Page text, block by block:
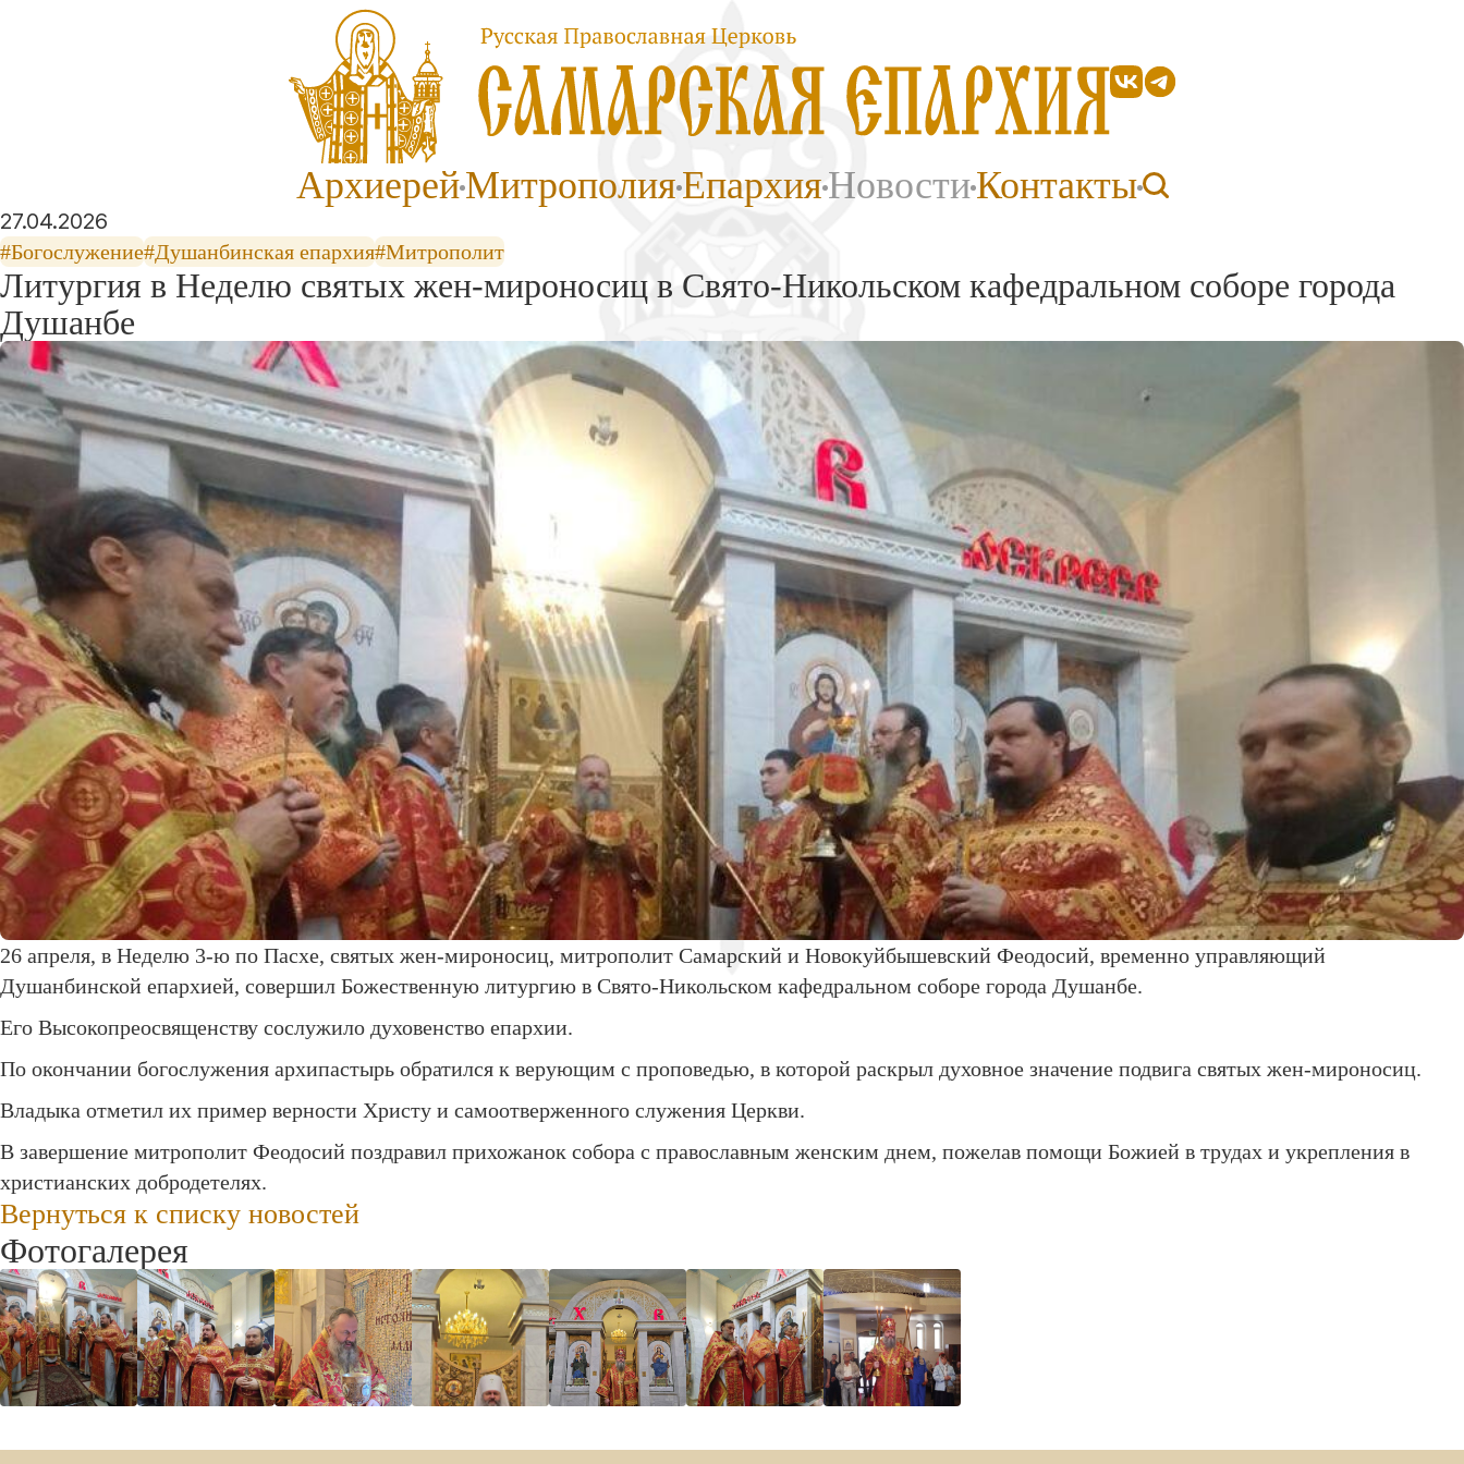
АрхиерейМитрополияЕпархияНовостиКонтакты
27.04.2026
#Богослужение#Душанбинская епархия#Митрополит
Литургия в Неделю святых жен-мироносиц в Свято-Никольском кафедральном соборе города
Душанбе
26 апреля, в Неделю 3-ю по Пасхе, святых жен-мироносиц, митрополит Самарский и Новокуйбышевский Феодосий, временно управляющий
Душанбинской епархией, совершил Божественную литургию в Свято-Никольском кафедральном соборе города Душанбе.
Его Высокопреосвященству сослужило духовенство епархии.
По окончании богослужения архипастырь обратился к верующим с проповедью, в которой раскрыл духовное значение подвига святых жен-мироносиц.
Владыка отметил их пример верности Христу и самоотверженного служения Церкви.
В завершение митрополит Феодосий поздравил прихожанок собора с православным женским днем, пожелав помощи Божией в трудах и укрепления в
христианских добродетелях.
Вернуться к списку новостей
Фотогалерея